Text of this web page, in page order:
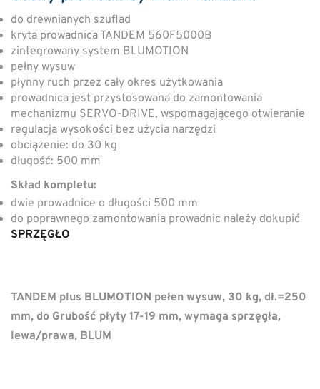
do drewnianych szuflad
kryta prowadnica TANDEM 560F5000B
zintegrowany system BLUMOTION
pełny wysuw
płynny ruch przez cały okres użytkowania
prowadnica jest przystosowana do zamontowania
mechanizmu SERVO-DRIVE, wspomagającego otwieranie
regulacja wysokości bez użycia narzędzi
obciążenie: do 30 kg
długość: 500 mm
Skład kompletu:
dwie prowadnice o długości 500 mm
do poprawnego zamontowania prowadnic należy dokupić
SPRZĘGŁO
TANDEM plus BLUMOTION pełen wysuw, 30 kg, dł.=250
mm, do Grubość płyty 17-19 mm, wymaga sprzęgła,
lewa/prawa, BLUM